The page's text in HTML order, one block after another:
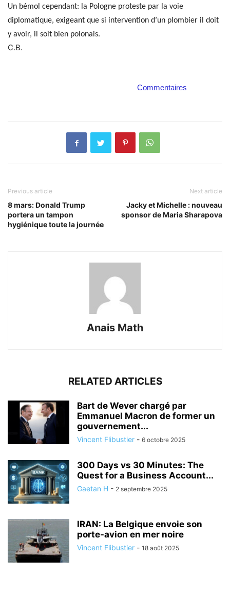
Un bémol cependant: la Pologne proteste par la voie
diplomatique, exigeant que si intervention d’un plombier il doit
y avoir, il soit bien polonais.
C.B.
Commentaires
Previous article
8 mars: Donald Trump
portera un tampon
hygiénique toute la journée
Next article
Jacky et Michelle : nouveau
sponsor de Maria Sharapova
Anais Math
RELATED ARTICLES
Bart de Wever chargé par
Emmanuel Macron de former un
gouvernement...
Vincent Flibustier - 6 octobre 2025
300 Days vs 30 Minutes: The
Quest for a Business Account...
Gaetan H - 2 septembre 2025
IRAN: La Belgique envoie son
porte-avion en mer noire
Vincent Flibustier - 18 août 2025